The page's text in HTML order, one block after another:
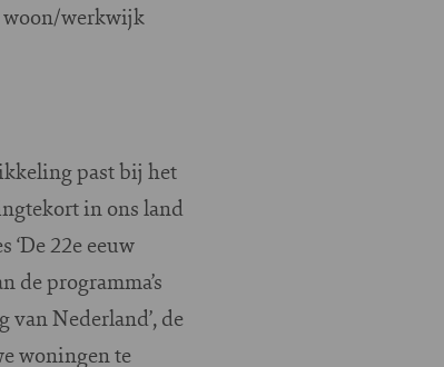
woon/werkwijk
past bij het
in ons land
22e eeuw
de programma’s
Nederland’, de
woningen te